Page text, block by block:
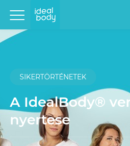
SIKERTÖRTÉNETEK
A IdealBody®
nyertese